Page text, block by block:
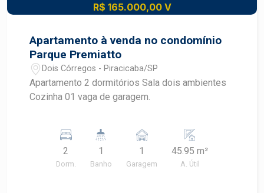
R$ 165.000,00 V
Apartamento à venda no condomínio
Parque Premiatto
Dois Córregos - Piracicaba/SP
Apartamento 2 dormitórios Sala dois ambientes
Cozinha 01 vaga de garagem.
2
Dorm.
1
Banho
1
Garagem
45.95 m²
A. Útil